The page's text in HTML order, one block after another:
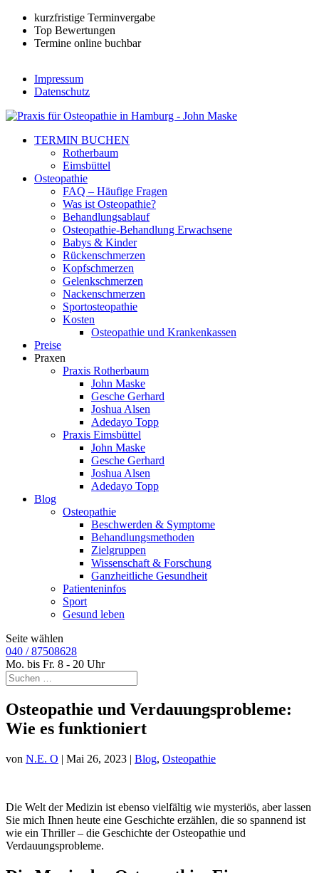
kurzfristige Terminvergabe
Top Bewertungen
Termine online buchbar
Impressum
Datenschutz
TERMIN BUCHEN
Rotherbaum
Eimsbüttel
Osteopathie
FAQ – Häufige Fragen
Was ist Osteopathie?
Behandlungsablauf
Osteopathie-Behandlung Erwachsene
Babys & Kinder
Rückenschmerzen
Kopfschmerzen
Gelenkschmerzen
Nackenschmerzen
Sportosteopathie
Kosten
Osteopathie und Krankenkassen
Preise
Praxen
Praxis Rotherbaum
John Maske
Gesche Gerhard
Joshua Alsen
Adedayo Topp
Praxis Eimsbüttel
John Maske
Gesche Gerhard
Joshua Alsen
Adedayo Topp
Blog
Osteopathie
Beschwerden & Symptome
Behandlungsmethoden
Zielgruppen
Wissenschaft & Forschung
Ganzheitliche Gesundheit
Patienteninfos
Sport
Gesund leben
Seite wählen
040 / 87508628
Mo. bis Fr. 8 - 20 Uhr
Osteopathie und Verdauungsprobleme:
Wie es funktioniert
von N.E. O | Mai 26, 2023 | Blog, Osteopathie
Die Welt der Medizin ist ebenso vielfältig wie mysteriös, aber lassen
Sie mich Ihnen heute eine Geschichte erzählen, die so spannend ist
wie ein Thriller – die Geschichte der Osteopathie und
Verdauungsprobleme.